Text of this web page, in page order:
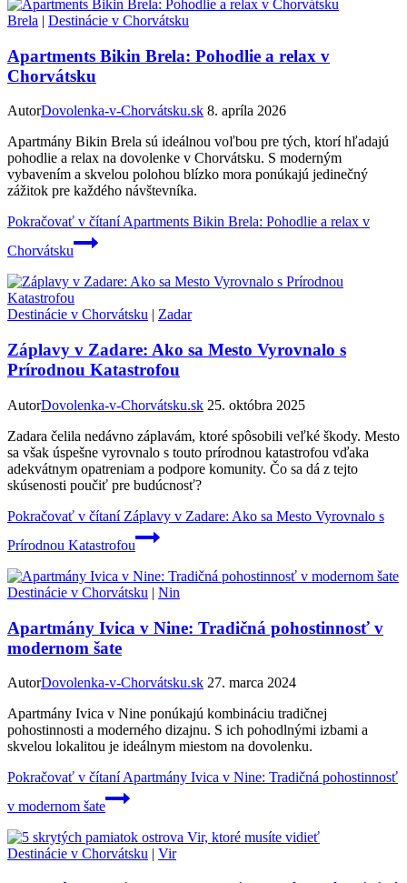
Brela | Destinácie v Chorvátsku
Apartments Bikin Brela: Pohodlie a relax v
Chorvátsku
AutorDovolenka-v-Chorvátsku.sk 8. apríla 2026
Apartmány Bikin Brela sú ideálnou voľbou pre tých, ktorí hľadajú
pohodlie a relax na dovolenke v Chorvátsku. S moderným
vybavením a skvelou polohou blízko mora ponúkajú jedinečný
zážitok pre každého návštevníka.
Pokračovať v čítaníApartments Bikin Brela: Pohodlie a relax v
Chorvátsku
Destinácie v Chorvátsku | Zadar
Záplavy v Zadare: Ako sa Mesto Vyrovnalo s
Prírodnou Katastrofou
AutorDovolenka-v-Chorvátsku.sk 25. októbra 2025
Zadara čelila nedávno záplavám, ktoré spôsobili veľké škody. Mesto
sa však úspešne vyrovnalo s touto prírodnou katastrofou vďaka
adekvátnym opatreniam a podpore komunity. Čo sa dá z tejto
skúsenosti poučiť pre budúcnosť?
Pokračovať v čítaníZáplavy v Zadare: Ako sa Mesto Vyrovnalo s
Prírodnou Katastrofou
Destinácie v Chorvátsku | Nin
Apartmány Ivica v Nine: Tradičná pohostinnosť v
modernom šate
AutorDovolenka-v-Chorvátsku.sk 27. marca 2024
Apartmány Ivica v Nine ponúkajú kombináciu tradičnej
pohostinnosti a moderného dizajnu. S ich pohodlnými izbami a
skvelou lokalitou je ideálnym miestom na dovolenku.
Pokračovať v čítaníApartmány Ivica v Nine: Tradičná pohostinnosť
v modernom šate
Destinácie v Chorvátsku | Vir